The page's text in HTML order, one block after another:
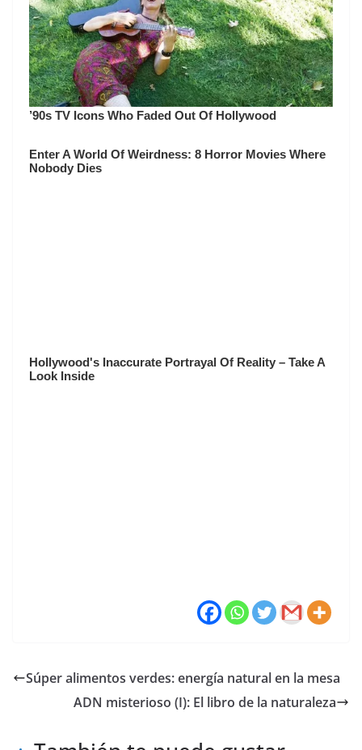
Súper alimentos verdes: energía natural en la mesa
ADN misterioso (I): El libro de la naturaleza